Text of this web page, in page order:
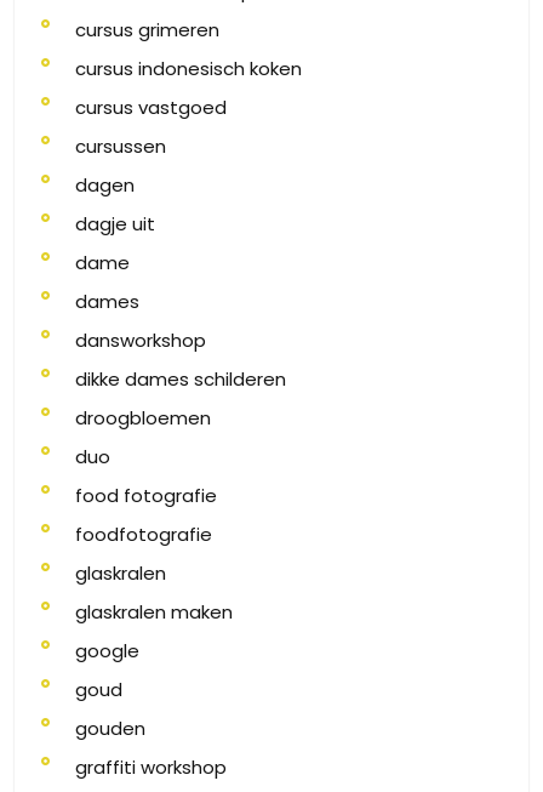
cursus grimeren
cursus indonesisch koken
cursus vastgoed
cursussen
dagen
dagje uit
dame
dames
dansworkshop
dikke dames schilderen
droogbloemen
duo
food fotografie
foodfotografie
glaskralen
glaskralen maken
google
goud
gouden
graffiti workshop